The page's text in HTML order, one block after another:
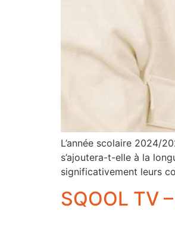
L’année scolaire 2024/
s’ajoutera-t-elle à la
significativement leurs
SQOOL TV